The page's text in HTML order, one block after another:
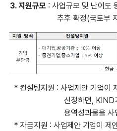
3.지원규모 : 사업규모 및 난이도
추후 확정(국토부
* 컨설팅지원 : 사업제안 기업이
신청하면, KIND
용역성과물을
* 자금지원 : 사업제안 기업이 제